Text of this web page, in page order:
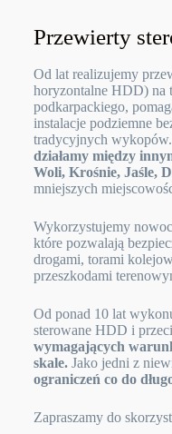
Przewierty
Od lat realizujemy
horyzontalne HDD) na
podkarpackiego,
instalacje podziemne
tradycyjnych wykopów.
działamy między
Woli, Krośnie, Jaśle,
mniejszych
Wykorzystujemy
które pozwalają
drogami, torami
przeszkodami
Od ponad 10 lat
sterowane HDD i
wymagających
skale.Jako jedni z
ograniczeń co do
Zapraszamy do